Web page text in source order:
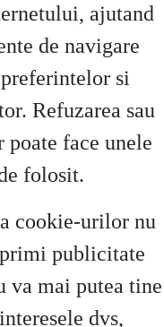
ajutand
de navigare
si
Refuzarea sau
face unele
folosit.
cookie-urilor nu
publicitate
va mai putea tine
dvs,